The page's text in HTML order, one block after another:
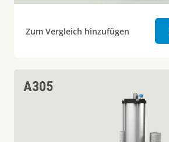
Zum Vergleich hinzufügen
A305